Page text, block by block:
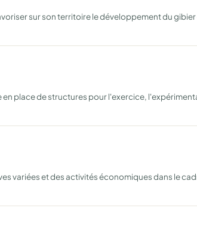
sur son territoire le développement du gibier
place de structures pour l'exercice,
variées et des activités économiques dans le